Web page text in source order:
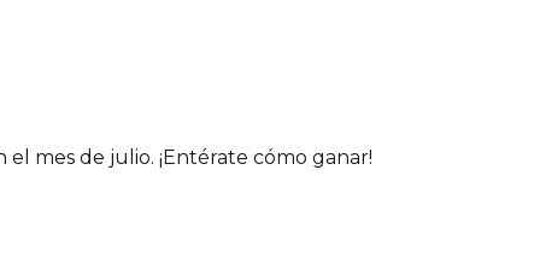
mes de julio. ¡Entérate cómo ganar!